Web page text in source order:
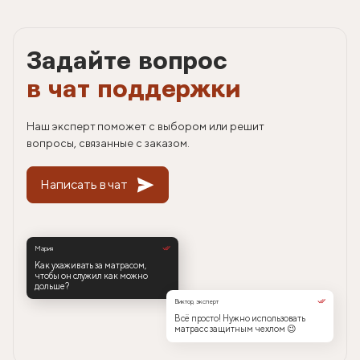
Задайте вопрос
в чат поддержки
Наш эксперт поможет с выбором или решит
вопросы, связанные с заказом.
Написать в чат
Мария
Как ухаживать за матрасом,
чтобы он служил как можно
дольше?
Виктор, эксперт
Всё просто! Нужно использовать
матрас с защитным чехлом 😉